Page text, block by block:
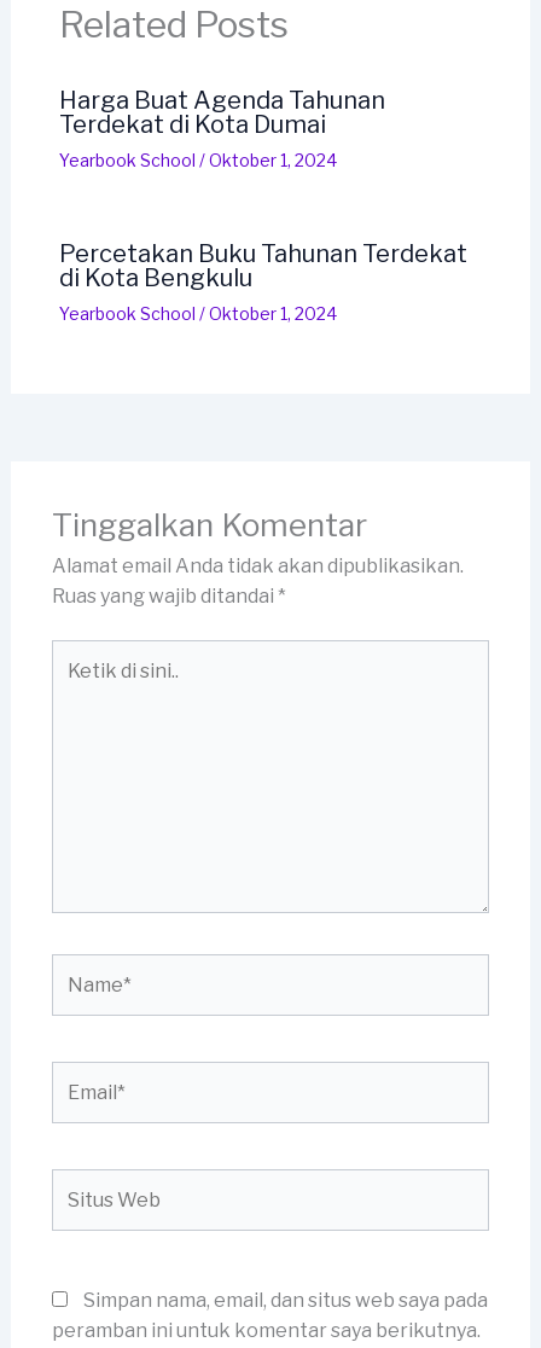
Related Posts
Harga Buat Agenda Tahunan
Terdekat di Kota Dumai
Yearbook School /Oktober 1, 2024
Percetakan Buku Tahunan Terdekat
di Kota Bengkulu
Yearbook School /Oktober 1, 2024
Tinggalkan Komentar
Alamat email Anda tidak akan dipublikasikan.
Ruas yang wajib ditandai *
Web
Simpan nama, email, dan situs web saya pada
peramban ini untuk komentar saya berikutnya.